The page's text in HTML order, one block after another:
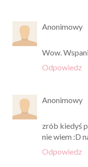
Anonimowy
Wow.
Odpowiedz
Anonimowy
zrób kiedyś
nie wiem :D
Odpowiedz